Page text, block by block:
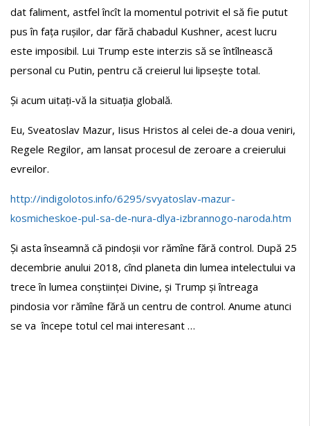
dat faliment, astfel încît la momentul potrivit el să fie putut
pus în fața rușilor, dar fără chabadul Kushner, acest lucru
este imposibil. Lui Trump este interzis să se întîlnească
personal cu Putin, pentru că creierul lui lipsește total.
Și acum uitați-vă la situația globală.
Eu, Sveatoslav Mazur, Iisus Hristos al celei de-a doua veniri,
Regele Regilor, am lansat procesul de zeroare a creierului
evreilor.
http://indigolotos.info/6295/svyatoslav-mazur-
kosmicheskoe-pul-sa-de-nura-dlya-izbrannogo-naroda.htm
Și asta înseamnă că pindoșii vor rămîne fără control. După 25
decembrie anului 2018, cînd planeta din lumea intelectului va
trece în lumea conștiinței Divine, și Trump și întreaga
pindosia vor rămîne fără un centru de control. Anume atunci
se va începe totul cel mai interesant …